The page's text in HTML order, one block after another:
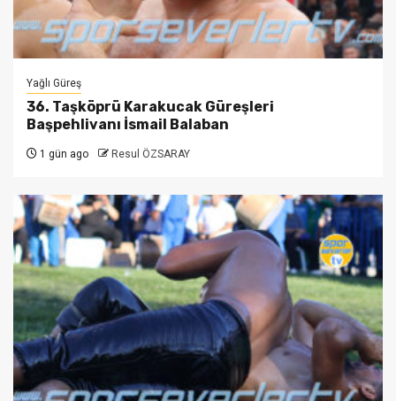
Yağlı Güreş
36. Taşköprü Karakucak Güreşleri
Başpehlivanı İsmail Balaban
1 gün ago Resul ÖZSARAY